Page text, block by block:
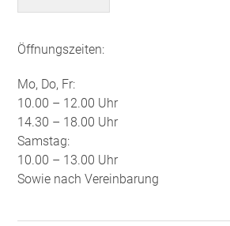
Öffnungszeiten:
Mo, Do, Fr:
10.00 – 12.00 Uhr
14.30 – 18.00 Uhr
Samstag:
10.00 – 13.00 Uhr
Sowie nach Vereinbarung